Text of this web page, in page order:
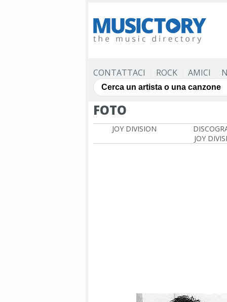
CONTATTACI ROCK AMICI
FOTO
JOY DIVISION
JOY